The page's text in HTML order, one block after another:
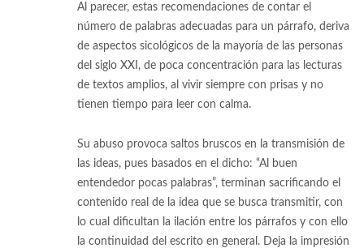
Al parecer, estas recomendaciones de contar el
número de palabras adecuadas para un párrafo, deriva
de aspectos sicológicos de la mayoría de las personas
del siglo XXI, de poca concentración para las lecturas
de textos amplios, al vivir siempre con prisas y no
tienen tiempo para leer con calma.
Su abuso provoca saltos bruscos en la transmisión de
las ideas, pues basados en el dicho: “Al buen
entendedor pocas palabras”, terminan sacrificando el
contenido real de la idea que se busca transmitir, con
lo cual dificultan la ilación entre los párrafos y con ello
la continuidad del escrito en general. Deja la impresión